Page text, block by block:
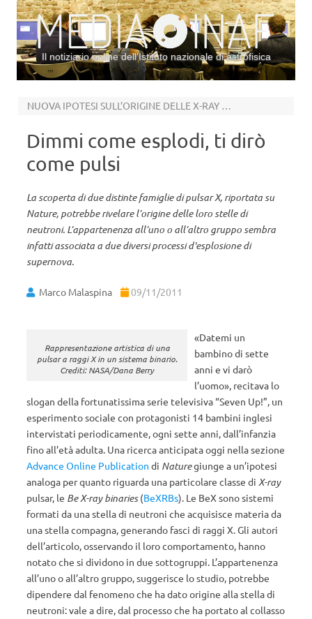
Il notiziario online dell’Istituto nazionale di astrofisica
NUOVA IPOTESI SULL’ORIGINE DELLE X-RAY PULSAR
Dimmi come esplodi, ti dirò
come pulsi
La scoperta di due distinte famiglie di pulsar X, riportata su
Nature, potrebbe rivelare l’origine delle loro stelle di
neutroni. L’appartenenza all’uno o all’altro gruppo sembra
infatti associata a due diversi processi d'esplosione di
supernova.
Marco Malaspina 09/11/2011
Rappresentazione artistica di una
pulsar a raggi X in un sistema binario.
Crediti: NASA/Dana Berry
«Datemi un
bambino di sette
anni e vi darò
l’uomo», recitava lo
slogan della fortunatissima serie televisiva “Seven Up!”, un
esperimento sociale con protagonisti 14 bambini inglesi
intervistati periodicamente, ogni sette anni, dall’infanzia
fino all’età adulta. Una ricerca anticipata oggi nella sezione
Advance Online Publication di Naturegiunge a un’ipotesi
analoga per quanto riguarda una particolare classe di X-ray
pulsar, le Be X-ray binaries(BeXRBs). Le BeX sono sistemi
formati da una stella di neutroni che acquisisce materia da
una stella compagna, generando fasci di raggi X. Gli autori
dell’articolo, osservando il loro comportamento, hanno
notato che si dividono in due sottogruppi. L’appartenenza
all’uno o all’altro gruppo, suggerisce lo studio, potrebbe
dipendere dal fenomeno che ha dato origine alla stella di
neutroni: vale a dire, dal processo che ha portato al collasso